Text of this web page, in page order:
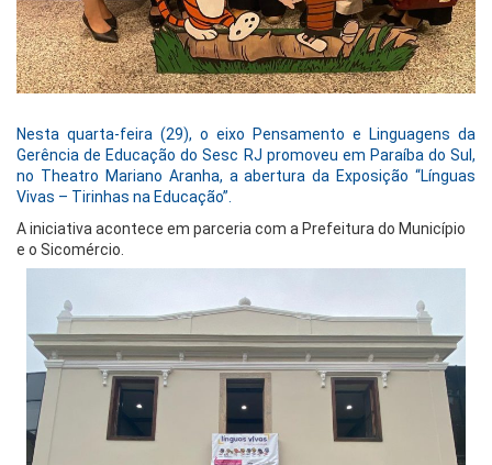
Nesta quarta-feira (29), o eixo Pensamento e Linguagens da
Gerência de Educação do Sesc RJ promoveu em Paraíba do Sul,
no Theatro Mariano Aranha, a abertura da Exposição “Línguas
Vivas – Tirinhas na Educação”.
A iniciativa acontece em parceria com a Prefeitura do Município
e o Sicomércio.